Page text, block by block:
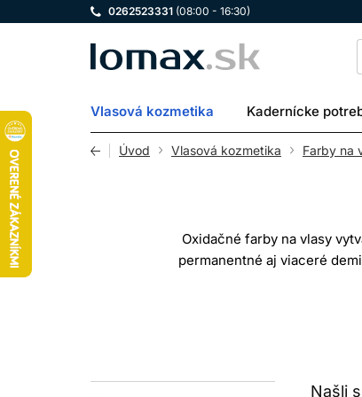
0262523331 (08:00 - 16:30)
LOMAX
Vlasová kozmetika Kadernícke
Úvod Vlasová kozmetika Farby na
Oxidačné farby na vlasy
permanentné aj viaceré
zosvetľovať prirodzený
Po spojení farbiaceho krému
Našli